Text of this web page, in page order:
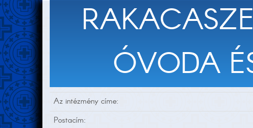
ÓVODA
Az intézmény címe:
Postacím: